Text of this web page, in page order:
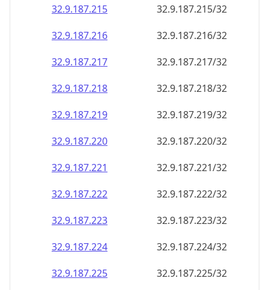
32.9.187.215
32.9.187.215/32
32.9.187.216
32.9.187.216/32
32.9.187.217
32.9.187.217/32
32.9.187.218
32.9.187.218/32
32.9.187.219
32.9.187.219/32
32.9.187.220
32.9.187.220/32
32.9.187.221
32.9.187.221/32
32.9.187.222
32.9.187.222/32
32.9.187.223
32.9.187.223/32
32.9.187.224
32.9.187.224/32
32.9.187.225
32.9.187.225/32